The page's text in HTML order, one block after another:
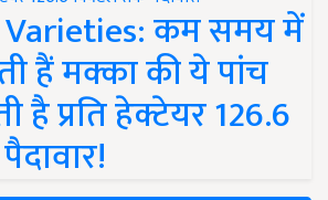
Varieties: कम समय में
हैं मक्का की ये पांच
है प्रति हेक्टेयर 126.6